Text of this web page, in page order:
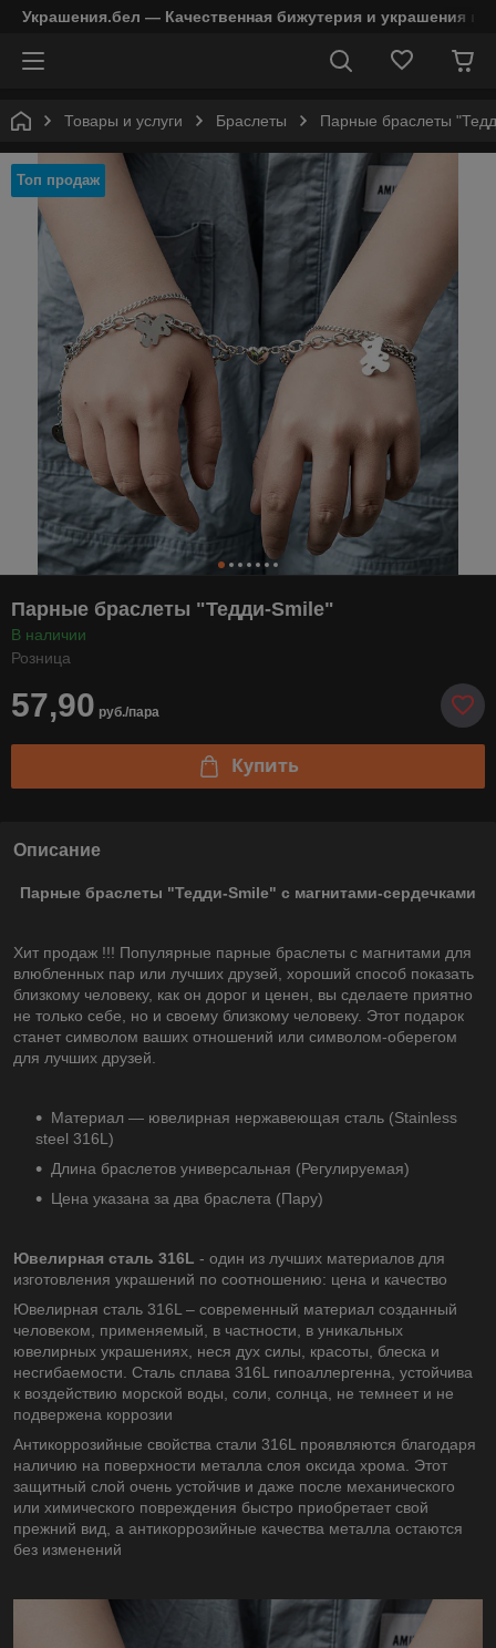
Украшения.бел — Качественная бижутерия и украшения в
Товары и услуги Браслеты Парные браслеты
Топ продаж
Парные браслеты "Тедди-Smile"
В наличии
Розница
57,90 руб./пара
Купить
Описание
Парные браслеты "Тедди-Smile" с магнитами-сердечками
Хит продаж !!! Популярные парные браслеты с магнитами для
влюбленных пар или лучших друзей, хороший способ показать
близкому человеку, как он дорог и ценен, вы сделаете приятно
не только себе, но и своему близкому человеку. Этот подарок
станет символом ваших отношений или символом-оберегом
для лучших друзей.
Материал — ювелирная нержавеющая сталь (Stainless
steel 316L)
Длина браслетов универсальная (Регулируемая)
Цена указана за два браслета (Пару)
Ювелирная сталь 316L - один из лучших материалов для
изготовления украшений по соотношению: цена и качество
Ювелирная сталь 316L – современный материал созданный
человеком, применяемый, в частности, в уникальных
ювелирных украшениях, неся дух силы, красоты, блеска и
несгибаемости. Сталь сплава 316L гипоаллергенна, устойчива
к воздействию морской воды, соли, солнца, не темнеет и не
подвержена коррозии
Антикоррозийные свойства стали 316L проявляются благодаря
наличию на поверхности металла слоя оксида хрома. Этот
защитный слой очень устойчив и даже после механического
или химического повреждения быстро приобретает свой
прежний вид, а антикоррозийные качества металла остаются
без изменений